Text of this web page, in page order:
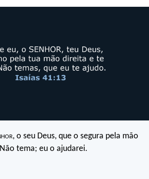
, o seu Deus, que o segura pela mão
tema; eu o ajudarei.